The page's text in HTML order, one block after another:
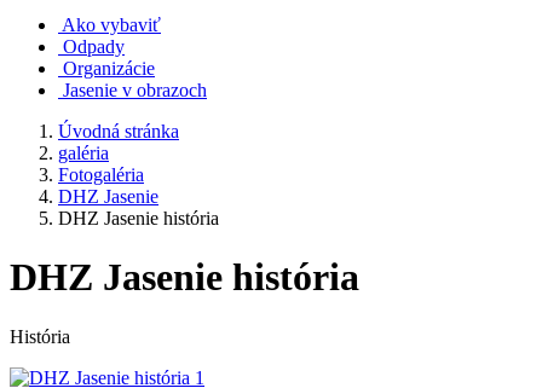
Ako vybaviť
Odpady
Organizácie
Jasenie v obrazoch
Úvodná stránka
galéria
Fotogaléria
DHZ Jasenie
DHZ Jasenie história
DHZ Jasenie história
História